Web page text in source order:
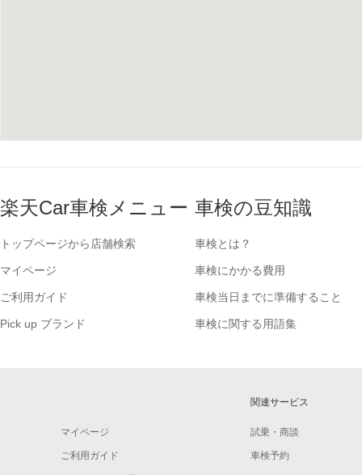
楽天Car車検メニュー
トップページから店舗検索
マイページ
ご利用ガイド
Pick up ブランド
車検の豆知識
車検とは？
車検にかかる費用
車検当日までに準備すること
車検に関する用語集
マイページ
ご利用ガイド
関連サービス
試乗・商談
車検予約